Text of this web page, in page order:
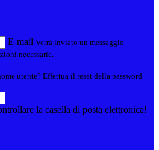
E-mail Verrà inviato un messaggio
necessarie.
utente? Effettua il reset della password
la casella di posta elettronica!